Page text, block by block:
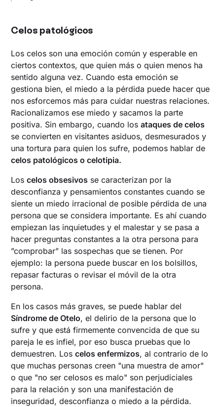
Celos patológicos
Los celos son una emoción común y esperable en
ciertos contextos, que quien más o quien menos ha
sentido alguna vez. Cuando esta emoción se
gestiona bien, el miedo a la pérdida puede hacer que
nos esforcemos más para cuidar nuestras relaciones.
Racionalizamos ese miedo y sacamos la parte
positiva. Sin embargo, cuando losataques de celos
se convierten en visitantes asiduos, desmesurados y
una tortura para quien los sufre, podemos hablar de
celos patológicos o celotipia.
Loscelos obsesivos se caracterizan por la
desconfianza y pensamientos constantes cuando se
siente un miedo irracional de posible pérdida de una
persona que se considera importante. Es ahí cuando
empiezan las inquietudes y el malestar y se pasa a
hacer preguntas constantes a la otra persona para
”comprobar” las sospechas que se tienen. Por
ejemplo: la persona puede buscar en los bolsillos,
repasar facturas o revisar el móvil de la otra
persona.
En los casos más graves, se puede hablar del
Síndrome de Otelo, el delirio de la persona que lo
sufre y que está firmemente convencida de que su
pareja le es infiel, por eso busca pruebas que lo
demuestren. Loscelos enfermizos, al contrario de lo
que muchas personas creen "una muestra de amor"
o que "no ser celosos es malo" son perjudiciales
para la relación y son una manifestación de
inseguridad, desconfianza o miedo a la pérdida.